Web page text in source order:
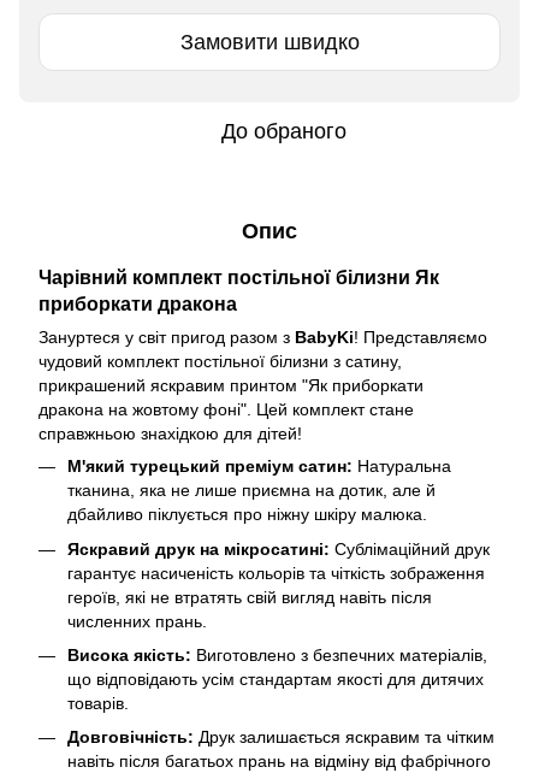
Замовити швидко
До обраного
Опис
Чарівний комплект постільної білизни Як
приборкати дракона
Зануртеся у світ пригод разом з BabyKi! Представляємо
чудовий комплект постільної білизни з сатину,
прикрашений яскравим принтом "Як приборкати
дракона на жовтому фоні". Цей комплект стане
справжньою знахідкою для дітей!
М'який турецький преміум сатин: Натуральна
тканина, яка не лише приємна на дотик, але й
дбайливо піклується про ніжну шкіру малюка.
Яскравий друк на мікросатині: Сублімаційний друк
гарантує насиченість кольорів та чіткість зображення
героїв, які не втратять свій вигляд навіть після
численних прань.
Висока якість: Виготовлено з безпечних матеріалів,
що відповідають усім стандартам якості для дитячих
товарів.
Довговічність: Друк залишається яскравим та чітким
навіть після багатьох прань на відміну від фабрічного